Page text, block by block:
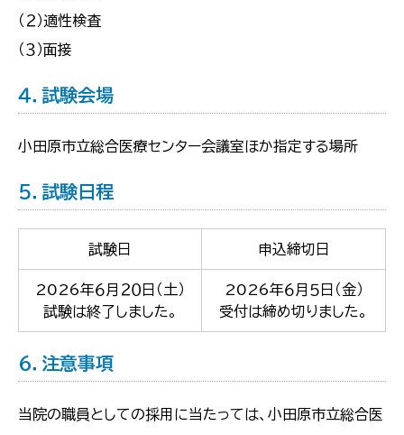
（２）適性検査
（３）面接
４．試験会場
小田原市立総合医療センター会議室ほか指定する場所
５．試験日程
試験日 申込締切日
2026年６月２０日（土）
試験は終了しました。
2026年６月５日（金）
受付は締め切りました。
６．注意事項
当院の職員としての採用に当たっては、小田原市立総合医